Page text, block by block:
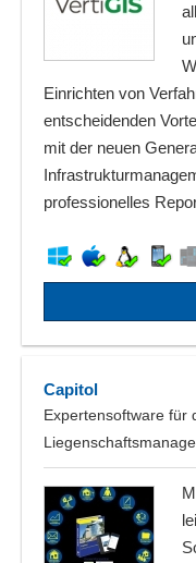
Einrichten von
entscheidenden
mit der neuen
professionelles
Capitol
Expertensoftware für